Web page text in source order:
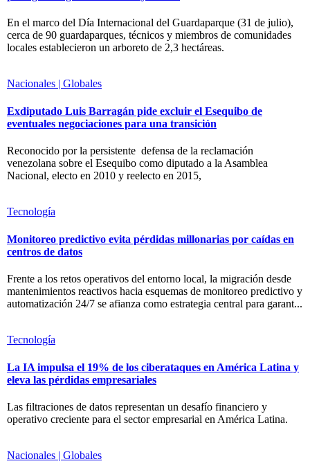
En el marco del Día Internacional del Guardaparque (31 de julio),
cerca de 90 guardaparques, técnicos y miembros de comunidades
locales establecieron un arboreto de 2,3 hectáreas.
Nacionales | Globales
Exdiputado Luis Barragán pide excluir el Esequibo de
eventuales negociaciones para una transición
Reconocido por la persistente defensa de la reclamación
venezolana sobre el Esequibo como diputado a la Asamblea
Nacional, electo en 2010 y reelecto en 2015,
Tecnología
Monitoreo predictivo evita pérdidas millonarias por caídas en
centros de datos
Frente a los retos operativos del entorno local, la migración desde
mantenimientos reactivos hacia esquemas de monitoreo predictivo y
automatización 24/7 se afianza como estrategia central para garant...
Tecnología
La IA impulsa el 19% de los ciberataques en América Latina y
eleva las pérdidas empresariales
Las filtraciones de datos representan un desafío financiero y
operativo creciente para el sector empresarial en América Latina.
Nacionales | Globales